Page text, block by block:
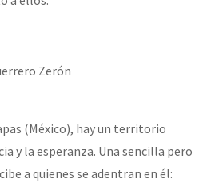
Zerón
(México), hay un territorio
y la esperanza. Una sencilla pero
a quienes se adentran en él: